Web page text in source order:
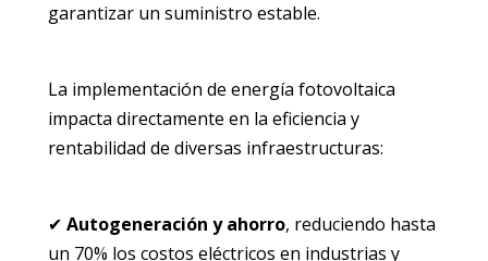
garantizar un suministro estable.
La implementación de energía fotovoltaica
impacta directamente en la eficiencia y
rentabilidad de diversas infraestructuras:
✔Autogeneración y ahorro, reduciendo hasta
un 70% los costos eléctricos en industrias y